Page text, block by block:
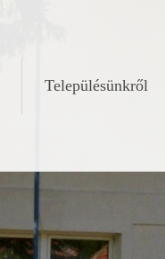
Településünkről